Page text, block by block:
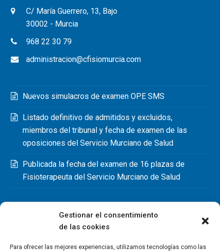
Gestionar el consentimiento
de las cookies
Para ofrecer las mejores experiencias, utilizamos tecnologías como las
C/ María Guerrero, 13, Bajo
30002 - Murcia
968 22 30 79
administracion@cfisiomurcia.com
Nuevos simulacros de examen OPE SMS
Listado definitivo de admitidos y excluidos,
miembros del tribunal y fecha de examen de las
oposiciones del Servicio Murciano de Salud
Publicada la fecha del examen de 16 plazas de
Fisioterapeuta del Servicio Murciano de Salud